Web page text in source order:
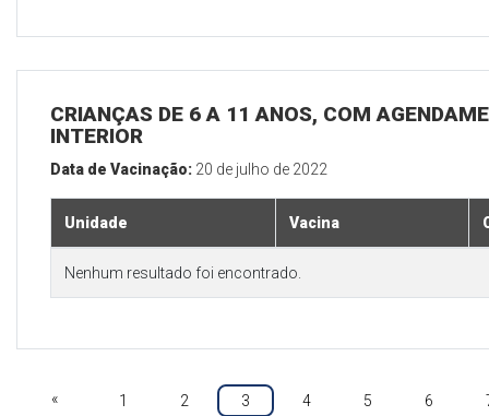
CRIANÇAS DE 6 A 11 ANOS, COM
INTERIOR
Data de Vacinação: 20 de julho de 2022
Unidade Vacina
Nenhum resultado foi encontrado.
« 1 2 3 4 5 6